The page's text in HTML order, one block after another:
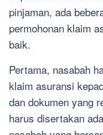
pinjaman, ada
permohonan klaim
baik.
Pertama, nasabah
klaim asuransi
dan dokumen yang
harus disertakan